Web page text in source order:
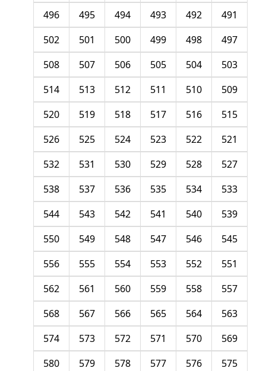
491
492
493
494
495
496
497
498
499
500
501
502
503
504
505
506
507
508
509
510
511
512
513
514
515
516
517
518
519
520
521
522
523
524
525
526
527
528
529
530
531
532
533
534
535
536
537
538
539
540
541
542
543
544
545
546
547
548
549
550
551
552
553
554
555
556
557
558
559
560
561
562
563
564
565
566
567
568
569
570
571
572
573
574
575
576
577
578
579
580